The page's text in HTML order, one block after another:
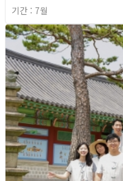
기간 : 7월